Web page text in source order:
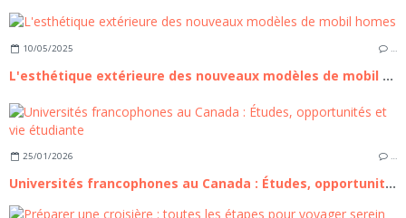
10/05/2025 …
L'esthétique extérieure des nouveaux modèles de mobil homes
25/01/2026 …
Universités francophones au Canada : Études, opportunités et vie étudiante